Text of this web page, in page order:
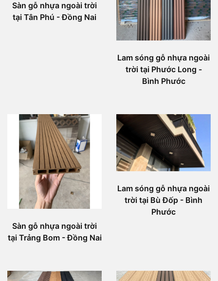
Sàn gỗ nhựa ngoài trời
tại Tân Phú - Đồng Nai
Lam sóng gỗ nhựa ngoài
trời tại Phước Long -
Bình Phước
Sàn gỗ nhựa ngoài trời
tại Trảng Bom - Đồng Nai
Lam sóng gỗ nhựa ngoài
trời tại Bù Đốp - Bình
Phước